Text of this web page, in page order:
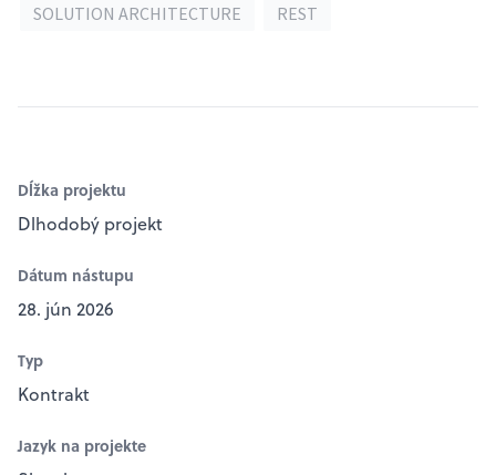
SOLUTION ARCHITECTURE REST
Dĺžka projektu
Dlhodobý projekt
Dátum nástupu
28. jún 2026
Typ
Kontrakt
Jazyk na projekte